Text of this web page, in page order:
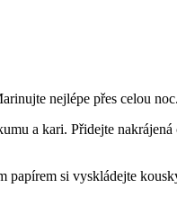
nejlépe přes celou noc.
a kari. Přidejte
si vyskládejte